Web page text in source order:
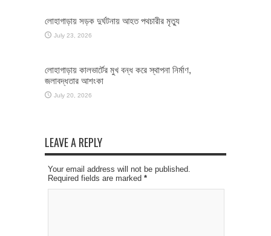
লোহাগাড়ায় সড়ক দুর্ঘটনায় আহত পথচারীর মৃত্যু
July 23, 2026
লোহাগাড়ায় কালভার্টের মুখ বন্ধ করে স্থাপনা নির্মাণ,
জলাবদ্ধতার আশংকা
July 20, 2026
LEAVE A REPLY
Your email address will not be published.
Required fields are marked *